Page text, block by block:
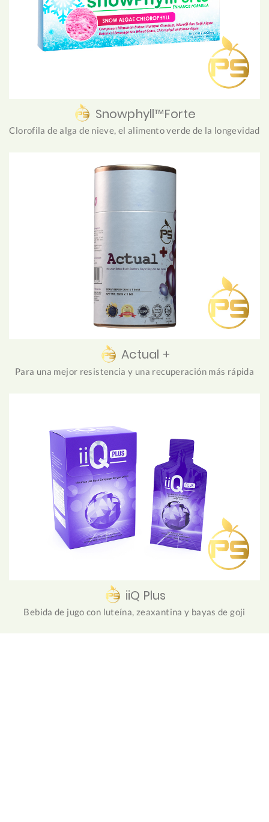
Snowphyll™Forte
Clorofila de alga de nieve, el alimento verde de la longevidad
Actual +
Para una mejor resistencia y una recuperación más rápida
iiQ Plus
Bebida de jugo con luteína, zeaxantina y bayas de goji